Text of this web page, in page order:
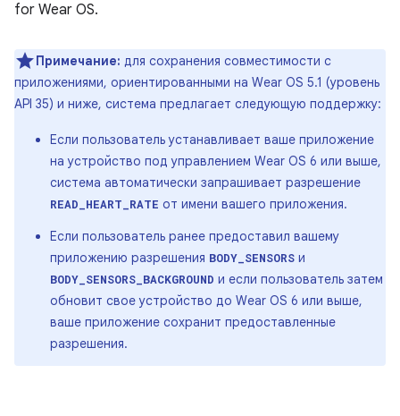
for Wear OS.
Примечание: для сохранения совместимости с
приложениями, ориентированными на Wear OS 5.1 (уровень
API 35) и ниже, система предлагает следующую поддержку:
Если пользователь устанавливает ваше приложение
на устройство под управлением Wear OS 6 или выше,
система автоматически запрашивает разрешение
READ_HEART_RATE от имени вашего приложения.
Если пользователь ранее предоставил вашему
приложению разрешения BODY_SENSORS и
BODY_SENSORS_BACKGROUND и если пользователь затем
обновит свое устройство до Wear OS 6 или выше,
ваше приложение сохранит предоставленные
разрешения.